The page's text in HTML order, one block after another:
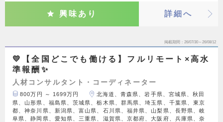
興味あり 詳細へ
掲載期間 26/07/30～26/08/12
💛【全国どこでも働ける】フルリモート×高水
準報酬✨
人材コンサルタント・コーディネーター
800万円 ～ 1699万円
北海道、青森県、岩手県、宮城県、秋田
県、山形県、福島県、茨城県、栃木県、群馬県、埼玉県、千葉県、東京
都、神奈川県、新潟県、富山県、石川県、福井県、山梨県、長野県、岐
阜県、静岡県、愛知県、三重県、滋賀県、京都府、大阪府、兵庫県、奈